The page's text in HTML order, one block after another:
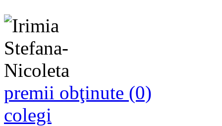
premii obţinute (0)
colegi